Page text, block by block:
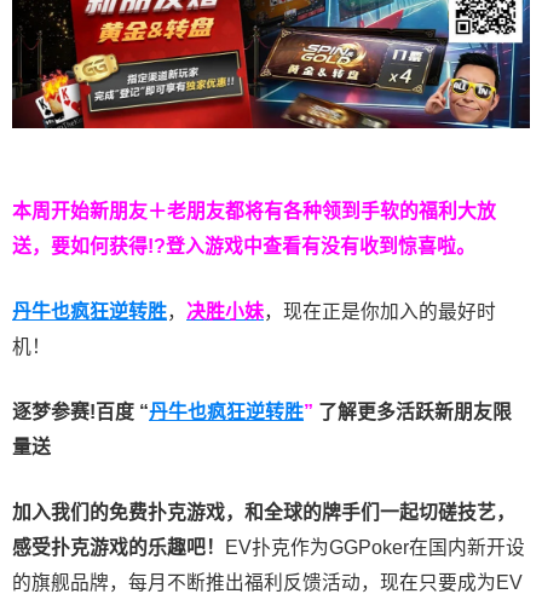
本周开始新朋友＋老朋友都将有各种领到手软的福利大放
送，要如何获得!?登入游戏中查看有没有收到惊喜啦。
丹牛也疯狂逆转胜， 决胜小妹，现在正是你加入的最好时
机！
逐梦参赛!百度 “丹牛也疯狂逆转胜” 了解更多活跃新朋友限
量送
加入我们的免费扑克游戏，和全球的牌手们一起切磋技艺，
感受扑克游戏的乐趣吧！
EV扑克作为GGPoker在国内新开设
的旗舰品牌，每月不断推出福利反馈活动，现在只要成为EV